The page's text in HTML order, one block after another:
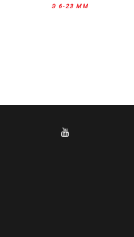
Э 6-23 MM